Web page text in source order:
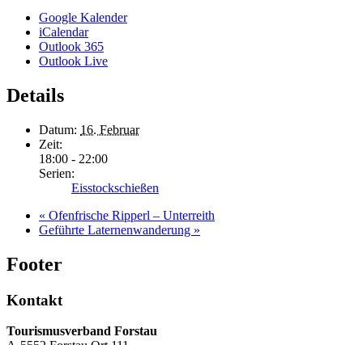
Google Kalender
iCalendar
Outlook 365
Outlook Live
Details
Datum: 16. Februar
Zeit:
18:00 - 22:00
Serien:
Eisstockschießen
« Ofenfrische Ripperl – Unterreith
Geführte Laternenwanderung »
Footer
Kontakt
Tourismusverband Forstau